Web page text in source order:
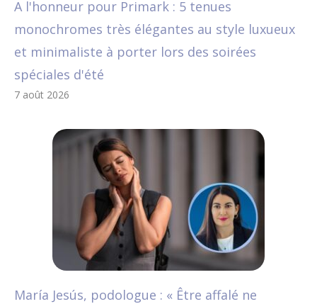
A l'honneur pour Primark : 5 tenues
monochromes très élégantes au style luxueux
et minimaliste à porter lors des soirées
spéciales d'été
7 août 2026
María Jesús, podologue : « Être affalé ne